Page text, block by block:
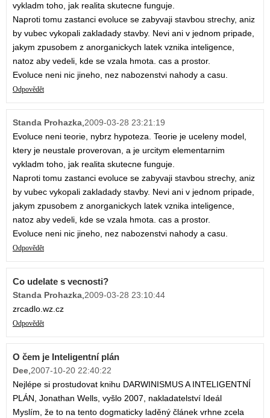
vykladm toho, jak realita skutecne funguje.
Naproti tomu zastanci evoluce se zabyvaji stavbou strechy, aniz
by vubec vykopali zakladady stavby. Nevi ani v jednom pripade,
jakym zpusobem z anorganickych latek vznika inteligence,
natoz aby vedeli, kde se vzala hmota. cas a prostor.
Evoluce neni nic jineho, nez nabozenstvi nahody a casu.
Odpovědět
Standa Prohazka,2009-03-28 23:21:19
Evoluce neni teorie, nybrz hypoteza. Teorie je uceleny model,
ktery je neustale proverovan, a je urcitym elementarnim
vykladm toho, jak realita skutecne funguje.
Naproti tomu zastanci evoluce se zabyvaji stavbou strechy, aniz
by vubec vykopali zakladady stavby. Nevi ani v jednom pripade,
jakym zpusobem z anorganickych latek vznika inteligence,
natoz aby vedeli, kde se vzala hmota. cas a prostor.
Evoluce neni nic jineho, nez nabozenstvi nahody a casu.
Odpovědět
Co udelate s vecnosti?
Standa Prohazka,2009-03-28 23:10:44
zrcadlo.wz.cz
Odpovědět
O čem je Inteligentní plán
Dee,2007-10-20 22:40:22
Nejlépe si prostudovat knihu DARWINISMUS A INTELIGENTNÍ
PLÁN, Jonathan Wells, vyšlo 2007, nakladatelství Ideál
Myslím, že to na tento dogmaticky laděný článek vrhne zcela